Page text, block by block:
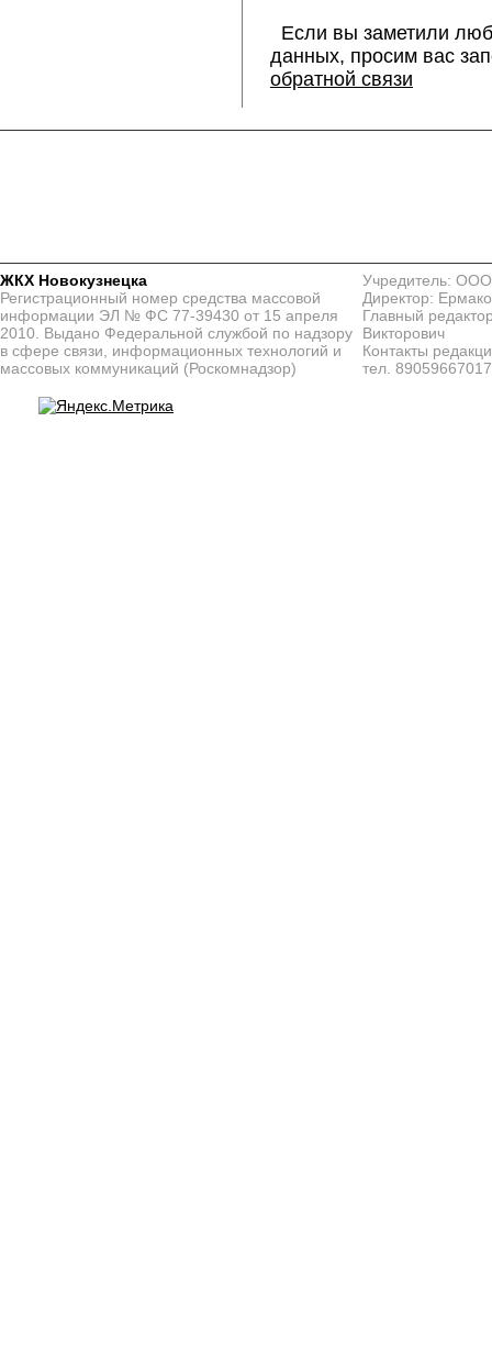
Если вы заметили
данных, просим вас
обратной связи
ЖКХ Новокузнецка
Регистрационный номер средства массовой
информации ЭЛ № ФС 77-39430 от 15 апреля
2010. Выдано Федеральной службой по надзору
в сфере связи, информационных технологий и
массовых коммуникаций (Роскомнадзор)
Учредитель:
Директор:
Главный
Викторович
Контакты
тел. 89059667017